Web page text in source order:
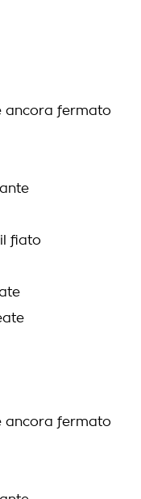
ancora fermato
fiato
ancora fermato